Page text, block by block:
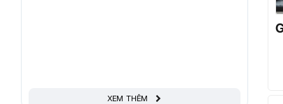
XEM THÊM